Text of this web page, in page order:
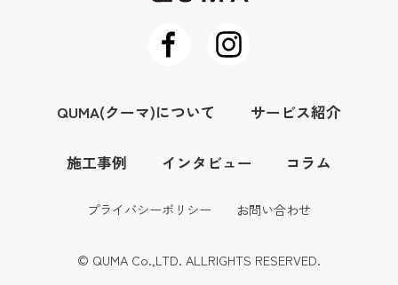
QUMA(クーマ)について サービス紹介
施工事例 インタビュー コラム
プライバシーポリシー お問い合わせ
© QUMA Co.,LTD. ALLRIGHTS RESERVED.